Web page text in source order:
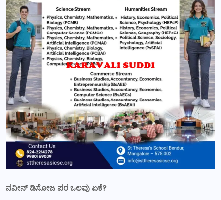
ನವೀನ್ ಡಿಸೋಜ ಪರ ಒಲವು ಏಕೆ?